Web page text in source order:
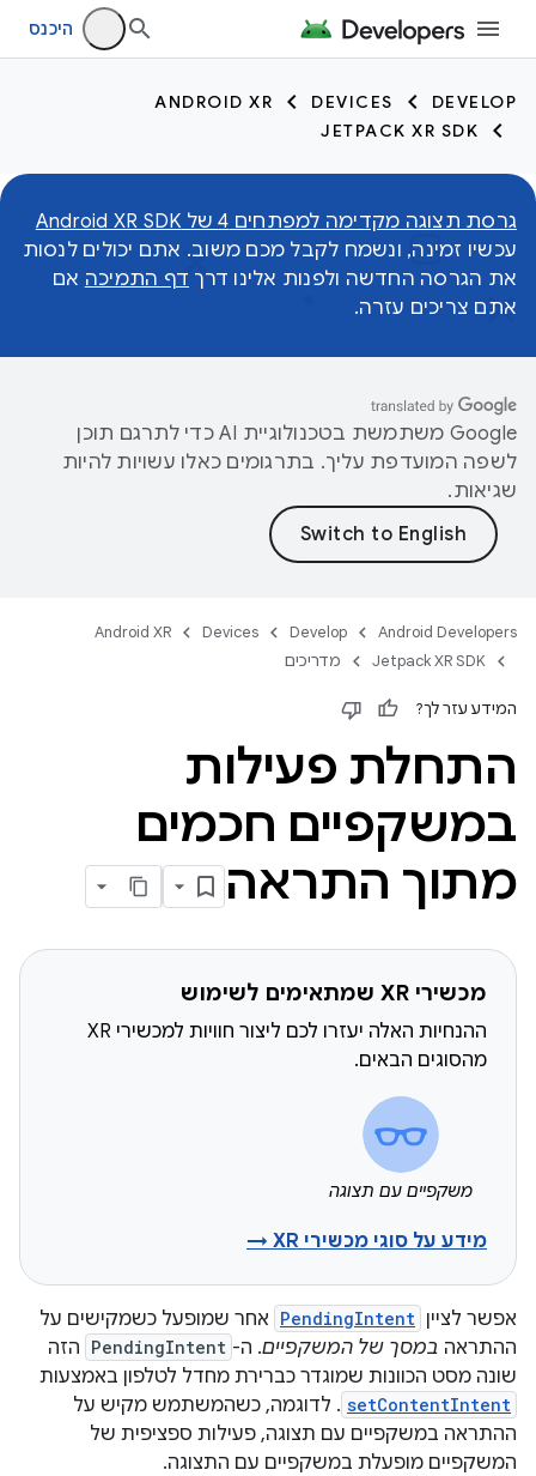
היכנס
DEVELOP
DEVICES
ANDROID XR
JETPACK XR SDK
גרסת תצוגה מקדימה למפתחים 4 של Android XR SDK
עכשיו זמינה, ונשמח לקבל מכם משוב. אתם יכולים לנסות
את הגרסה החדשה ולפנות אלינו דרך דף התמיכה אם
אתם צריכים עזרה.
‫Google משתמשת בטכנולוגיית AI כדי לתרגם תוכן
לשפה המועדפת עליך. בתרגומים כאלו עשויות להיות
שגיאות.
Android Developers
Develop
Devices
Android XR
Jetpack XR SDK
מדריכים
המידע עזר לך?
התחלת פעילות
במשקפיים חכמים
מתוך התראה
מכשירי XR שמתאימים לשימוש
ההנחיות האלה יעזרו לכם ליצור חוויות למכשירי XR
מהסוגים הבאים.
משקפיים עם תצוגה
מידע על סוגי מכשירי XR →
אפשר לציין PendingIntent אחר שמופעל כשמקישים על
ההתראה במסך של המשקפיים. ה- PendingIntent הזה
שונה מסט הכוונות שמוגדר כברירת מחדל לטלפון באמצעות
setContentIntent . לדוגמה, כשהמשתמש מקיש על
ההתראה במשקפיים עם תצוגה, פעילות ספציפית של
המשקפיים מופעלת במשקפיים עם התצוגה.